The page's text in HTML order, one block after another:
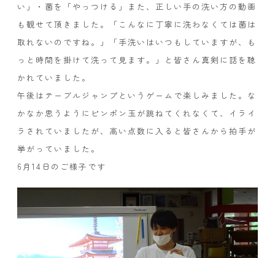
い」・菌を「やっつける」また、正しい手の洗い方の動画
も観せて頂きました。「こんなに丁寧に洗わなくては菌は
取れないのですね。」「手洗いはいつもしていますが、も
っと時間を掛けて洗って見ます。」と皆さん真剣に話を聴
かれていました。
午後はテーブルジャンプというゲームで楽しみました。な
かなか思うようにピンポン玉が跳ねてくれなくて、イライ
ラされていましたが、高い点数に入ると皆さんから拍手が
挙がっていました。
6月14日のご様子です